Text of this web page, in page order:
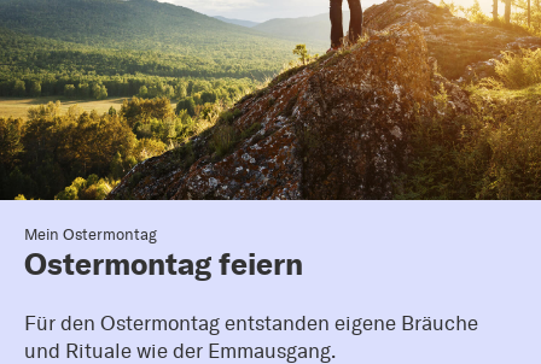
Mein Ostermontag
Ostermontag feiern
Für den Ostermontag entstanden eigene Bräuche
und Rituale wie der Emmausgang.